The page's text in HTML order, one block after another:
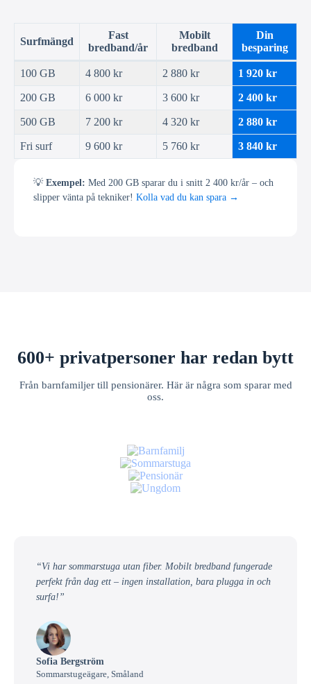
Surfmängd
Fast
bredband/år
Mobilt
bredband
Din
besparing
100 GB 4 800 kr 2 880 kr 1 920 kr
200 GB 6 000 kr 3 600 kr 2 400 kr
500 GB 7 200 kr 4 320 kr 2 880 kr
Fri surf 9 600 kr 5 760 kr 3 840 kr
💡Exempel: Med 200 GB sparar du i snitt 2 400 kr/år – och
slipper vänta på tekniker! Kolla vad du kan spara →
600+ privatpersoner har redan bytt
Från barnfamiljer till pensionärer. Här är några som sparar med
oss.
“Vi har sommarstuga utan fiber. Mobilt bredband fungerade
perfekt från dag ett – ingen installation, bara plugga in och
surfa!”
Sofia Bergström
Sommarstugeägare, Småland